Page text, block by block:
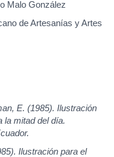
Malo González
de Artesanías y Artes
E. (1985). Ilustración
la mitad del día.
Ilustración para el